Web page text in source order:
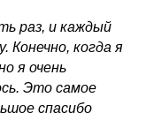
раз, и каждый
Конечно, когда я
я очень
Это самое
спасибо